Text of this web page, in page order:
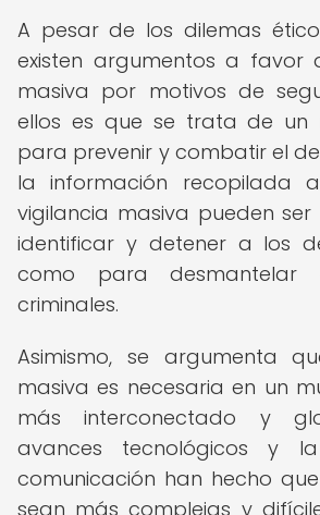
A pesar de los dilemas
existen argumentos a favor
masiva por motivos de
ellos es que se trata de un
para prevenir y combatir el
la información recopilada
vigilancia masiva pueden
identificar y detener a los
como para desmantelar
criminales.
Asimismo, se argumenta
masiva es necesaria en un
más interconectado y
avances tecnológicos y
comunicación han hecho
sean más complejas y